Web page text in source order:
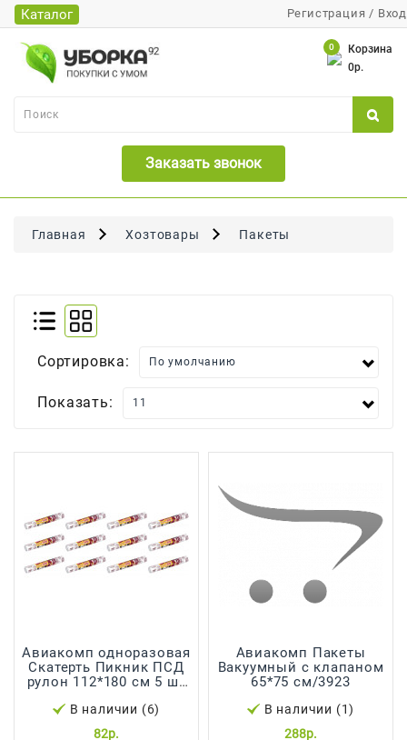
Регистрация / Вход
Заказать звонок
Корзина
0
0р.
Каталог
Каталог
Банки
Бумажная
Бритья
Для
Малышей
Мытья
Домашнее
Консервирование
Упаковка
Освежители
Воздуха
Главная Хозтовары Пакеты
Сортировка:
Показать:
Aвиакомп одноразовая
Скатерть Пикник ПСД
рулон 112*180 см 5 шт
В наличии (6)
82р.
Aвиакомп Пакеты
Вакуумный с клапаном
65*75 см/3923
В наличии (1)
288р.